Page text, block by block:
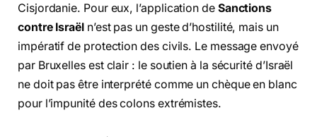
Cisjordanie. Pour eux, l’application de Sanctions
contre Israëln’est pas un geste d’hostilité, mais un
impératif de protection des civils. Le message envoyé
par Bruxelles est clair : le soutien à la sécurité d’Israël
ne doit pas être interprété comme un chèque en blanc
pour l’impunité des colons extrémistes.